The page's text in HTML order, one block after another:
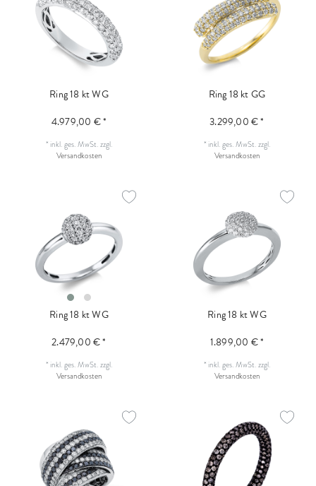
Ring 18 kt WG
4.979,00 € *
* inkl. ges. MwSt.zzgl.
Versandkosten
Ring 18 kt GG
3.299,00 € *
* inkl. ges. MwSt.zzgl.
Versandkosten
Ring 18 kt WG
2.479,00 € *
* inkl. ges. MwSt.zzgl.
Versandkosten
Ring 18 kt WG
1.899,00 € *
* inkl. ges. MwSt.zzgl.
Versandkosten